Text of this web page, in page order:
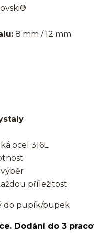
8 mm / 12 mm
ocel 316L
příležitost
do pupík/pupek
Dodání do 3